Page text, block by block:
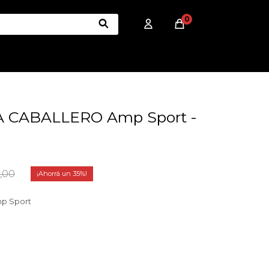
0
CABALLERO Amp Sport -
35
Sport